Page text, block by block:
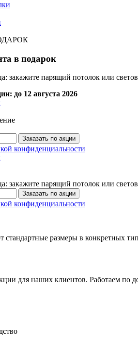
в подарок
закажите парящий потолок или
до 12 августа 2026
Заказать по акции
конфиденциальности
закажите парящий потолок или
Заказать по акции
конфиденциальности
стандартные размеры в конкретных
для наших клиентов. Работаем по